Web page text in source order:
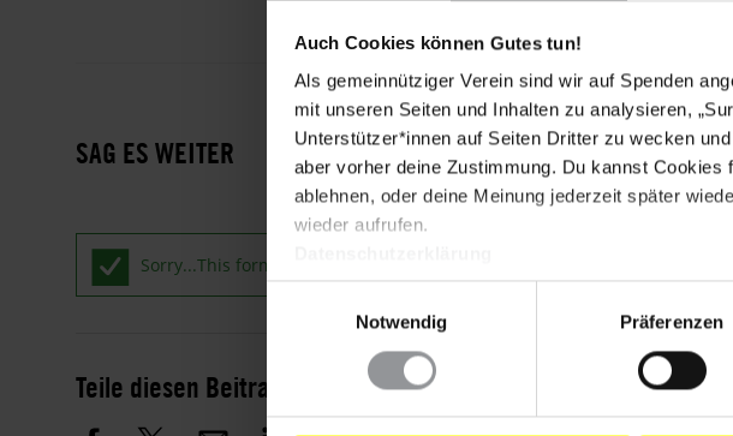
Auch Cookies können Gutes tun!
Als gemeinnütziger Verein sind wir auf Spenden
mit unseren Seiten und Inhalten zu analysieren,
Unterstützer*innen auf Seiten Dritter zu wecken
aber vorher deine Zustimmung. Du kannst
ablehnen, oder deine Meinung jederzeit später
wieder aufrufen.
Einwilligungsauswahl
Notwendig
Präferenzen
SAG ES WEITER
Statusmeldung
Sorry...This form is closed to new submissions.
Teile diesen Beitrag